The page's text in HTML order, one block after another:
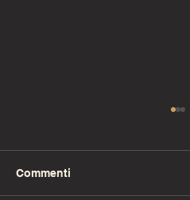
Commenti